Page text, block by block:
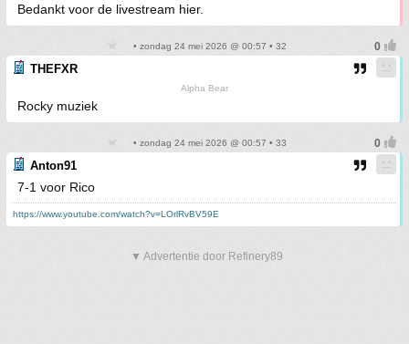
Bedankt voor de livestream hier.
• zondag 24 mei 2026 @ 00:57 • 32
THEFXR
Alpha Bear
Rocky muziek
• zondag 24 mei 2026 @ 00:57 • 33
Anton91
7-1 voor Rico
https://www.youtube.com/watch?v=LOrlRvBV59E
▼ Advertentie door Refinery89